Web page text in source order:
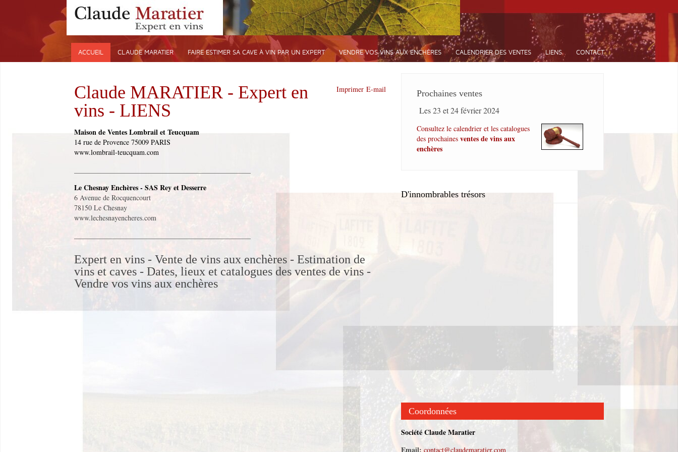
ACCUEIL CLAUDE MARATIER FAIRE ESTIMER SA CAVE À VIN PAR UN EXPERT VENDRE VOS VINS AUX ENCHÈRES CALENDRIER DES VENTES LIENS CONTACT
E-mail
Imprimer
Claude MARATIER - Expert en
vins - LIENS
Maison de Ventes Lombrail et Teucquam
14 rue de Provence 75009 PARIS
www.lombrail-teucquam.com
Le Chesnay Enchères - SAS Rey et Desserre
6 Avenue de Rocquencourt
78150 Le Chesnay
www.lechesnayencheres.com
Expert en vins - Vente de vins aux enchères - Estimation de
vins et caves - Dates, lieux et catalogues des ventes de vins -
Vendre vos vins aux enchères
Prochaines ventes
Les 23 et 24 février 2024
Consultez le calendrier et les catalogues
des prochaines ventes de vins aux
enchères
D'innombrables trésors
Coordonnées
Société Claude Maratier
Email: contact@claudemaratier.com